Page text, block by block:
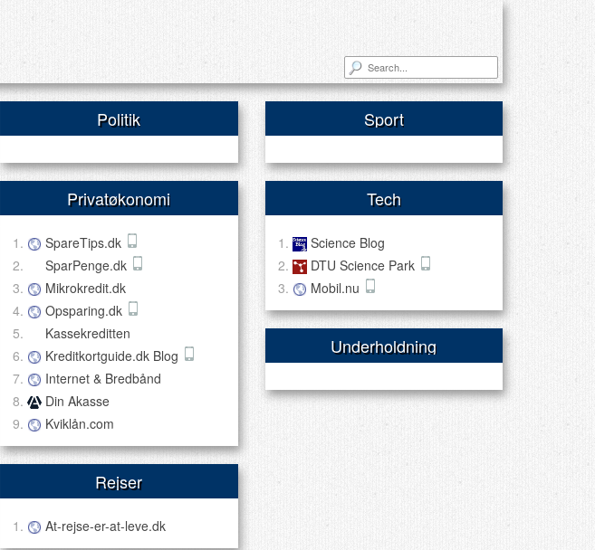
Politik
Privatøkonomi
SpareTips.dk
SparPenge.dk
Mikrokredit.dk
Opsparing.dk
Kassekreditten
Kreditkortguide.dk Blog
Internet & Bredbånd
Din Akasse
Kviklån.com
Rejser
At-rejse-er-at-leve.dk
Sport
Tech
Science Blog
DTU Science Park
Mobil.nu
Underholdning